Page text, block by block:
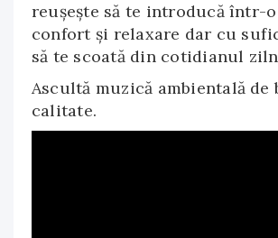
reușește să te introducă într-o
confort și relaxare dar cu
să te scoată din cotidianul
Ascultă muzică ambientală de
calitate.